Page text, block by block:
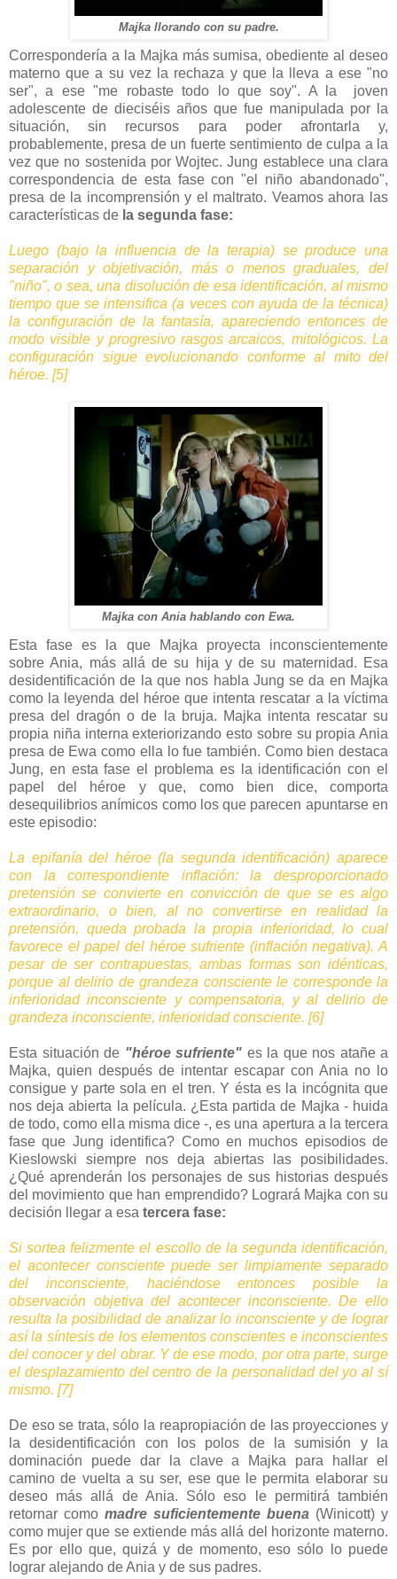
Majka llorando con su padre.
Correspondería a la Majka más sumisa, obediente al deseo
materno que a su vez la rechaza y que la lleva a ese "no
ser", a ese "me robaste todo lo que soy". A la joven
adolescente de dieciséis años que fue manipulada por la
situación, sin recursos para poder afrontarla y,
probablemente, presa de un fuerte sentimiento de culpa a la
vez que no sostenida por Wojtec. Jung establece una clara
correspondencia de esta fase con "el niño abandonado",
presa de la incomprensión y el maltrato. Veamos ahora las
características de la segunda fase:
Luego (bajo la influencia de la terapia) se produce una
separación y objetivación, más o menos graduales, del
"niño", o sea, una disolución de esa identificación, al mismo
tiempo que se intensifica (a veces con ayuda de la técnica)
la configuración de la fantasía, apareciendo entonces de
modo visible y progresivo rasgos arcaicos, mitológicos. La
configuración sigue evolucionando conforme al mito del
héroe. [5]
Majka con Ania hablando con Ewa.
Esta fase es la que Majka proyecta inconscientemente
sobre Ania, más allá de su hija y de su maternidad. Esa
desidentificación de la que nos habla Jung se da en Majka
como la leyenda del héroe que intenta rescatar a la víctima
presa del dragón o de la bruja. Majka intenta rescatar su
propia niña interna exteriorizando esto sobre su propia Ania
presa de Ewa como ella lo fue también. Como bien destaca
Jung, en esta fase el problema es la identificación con el
papel del héroe y que, como bien dice, comporta
desequilibrios anímicos como los que parecen apuntarse en
este episodio:
La epifanía del héroe (la segunda identificación) aparece
con la correspondiente inflación: la desproporcionado
pretensión se convierte en convicción de que se es algo
extraordinario, o bien, al no convertirse en realidad la
pretensión, queda probada la propia inferioridad, lo cual
favorece el papel del héroe sufriente (inflación negativa). A
pesar de ser contrapuestas, ambas formas son idénticas,
porque al delirio de grandeza consciente le corresponde la
inferioridad inconsciente y compensatoria, y al delirio de
grandeza inconsciente, inferioridad consciente. [6]
Esta situación de "héroe sufriente" es la que nos atañe a
Majka, quien después de intentar escapar con Ania no lo
consigue y parte sola en el tren. Y ésta es la incógnita que
nos deja abierta la película. ¿Esta partida de Majka - huida
de todo, como ella misma dice -, es una apertura a la tercera
fase que Jung identifica? Como en muchos episodios de
Kieslowski siempre nos deja abiertas las posibilidades.
¿Qué aprenderán los personajes de sus historias después
del movimiento que han emprendido? Logrará Majka con su
decisión llegar a esa tercera fase:
Si sortea felizmente el escollo de la segunda identificación,
el acontecer consciente puede ser limpiamente separado
del inconsciente, haciéndose entonces posible la
observación objetiva del acontecer inconsciente. De ello
resulta la posibilidad de analizar lo inconsciente y de lograr
así la síntesis de los elementos conscientes e inconscientes
del conocer y del obrar. Y de ese modo, por otra parte, surge
el desplazamiento del centro de la personalidad del yo al sí
mismo. [7]
De eso se trata, sólo la reapropiación de las proyecciones y
la desidentificación con los polos de la sumisión y la
dominación puede dar la clave a Majka para hallar el
camino de vuelta a su ser, ese que le permita elaborar su
deseo más allá de Ania. Sólo eso le permitirá también
retornar como madre suficientemente buena (Winicott) y
como mujer que se extiende más allá del horizonte materno.
Es por ello que, quizá y de momento, eso sólo lo puede
lograr alejando de Ania y de sus padres.